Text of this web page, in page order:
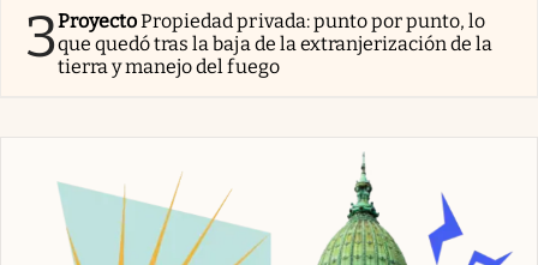
3ProyectoPropiedad privada: punto por punto, lo
que quedó tras la baja de la extranjerización de la
tierra y manejo del fuego